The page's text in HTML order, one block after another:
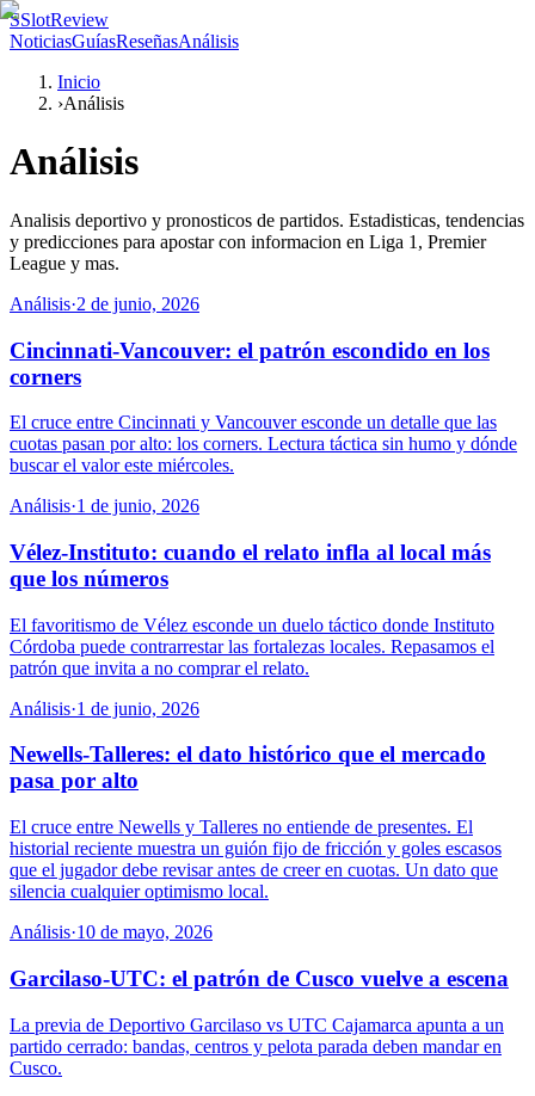
SSlotReview
NoticiasGuíasReseñasAnálisis
Inicio
›Análisis
Análisis
Analisis deportivo y pronosticos de partidos. Estadisticas, tendencias
y predicciones para apostar con informacion en Liga 1, Premier
League y mas.
Análisis·2 de junio, 2026
Cincinnati-Vancouver: el patrón escondido en los
corners
El cruce entre Cincinnati y Vancouver esconde un detalle que las
cuotas pasan por alto: los corners. Lectura táctica sin humo y dónde
buscar el valor este miércoles.
Análisis·1 de junio, 2026
Vélez-Instituto: cuando el relato infla al local más
que los números
El favoritismo de Vélez esconde un duelo táctico donde Instituto
Córdoba puede contrarrestar las fortalezas locales. Repasamos el
patrón que invita a no comprar el relato.
Análisis·1 de junio, 2026
Newells-Talleres: el dato histórico que el mercado
pasa por alto
El cruce entre Newells y Talleres no entiende de presentes. El
historial reciente muestra un guión fijo de fricción y goles escasos
que el jugador debe revisar antes de creer en cuotas. Un dato que
silencia cualquier optimismo local.
Análisis·10 de mayo, 2026
Garcilaso-UTC: el patrón de Cusco vuelve a escena
La previa de Deportivo Garcilaso vs UTC Cajamarca apunta a un
partido cerrado: bandas, centros y pelota parada deben mandar en
Cusco.